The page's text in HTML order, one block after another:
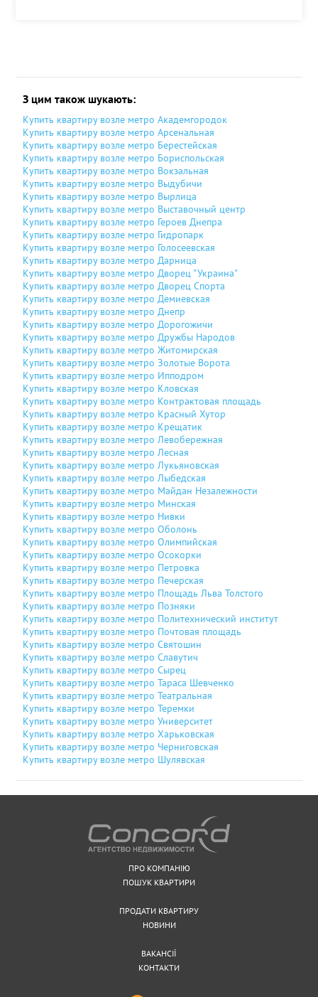
З цим також шукають:
Купить квартиру возле метро Академгородок
Купить квартиру возле метро Арсенальная
Купить квартиру возле метро Берестейская
Купить квартиру возле метро Бориспольская
Купить квартиру возле метро Вокзальная
Купить квартиру возле метро Выдубичи
Купить квартиру возле метро Вырлица
Купить квартиру возле метро Выставочный центр
Купить квартиру возле метро Героев Днепра
Купить квартиру возле метро Гидропарк
Купить квартиру возле метро Голосеевская
Купить квартиру возле метро Дарница
Купить квартиру возле метро Дворец "Украина"
Купить квартиру возле метро Дворец Спорта
Купить квартиру возле метро Демиевская
Купить квартиру возле метро Днепр
Купить квартиру возле метро Дорогожичи
Купить квартиру возле метро Дружбы Народов
Купить квартиру возле метро Житомирская
Купить квартиру возле метро Золотые Ворота
Купить квартиру возле метро Ипподром
Купить квартиру возле метро Кловская
Купить квартиру возле метро Контрактовая площадь
Купить квартиру возле метро Красный Хутор
Купить квартиру возле метро Крещатик
Купить квартиру возле метро Левобережная
Купить квартиру возле метро Лесная
Купить квартиру возле метро Лукьяновская
Купить квартиру возле метро Лыбедская
Купить квартиру возле метро Майдан Незалежности
Купить квартиру возле метро Минская
Купить квартиру возле метро Нивки
Купить квартиру возле метро Оболонь
Купить квартиру возле метро Олимпийская
Купить квартиру возле метро Осокорки
Купить квартиру возле метро Петровка
Купить квартиру возле метро Печерская
Купить квартиру возле метро Площадь Льва Толстого
Купить квартиру возле метро Позняки
Купить квартиру возле метро Политехнический институт
Купить квартиру возле метро Почтовая площадь
Купить квартиру возле метро Святошин
Купить квартиру возле метро Славутич
Купить квартиру возле метро Сырец
Купить квартиру возле метро Тараса Шевченко
Купить квартиру возле метро Театральная
Купить квартиру возле метро Теремки
Купить квартиру возле метро Университет
Купить квартиру возле метро Харьковская
Купить квартиру возле метро Черниговская
Купить квартиру возле метро Шулявская
ПРО КОМПАНІЮ
ПОШУК КВАРТИРИ
ПРОДАТИ КВАРТИРУ
НОВИНИ
ВАКАНСІЇ
КОНТАКТИ